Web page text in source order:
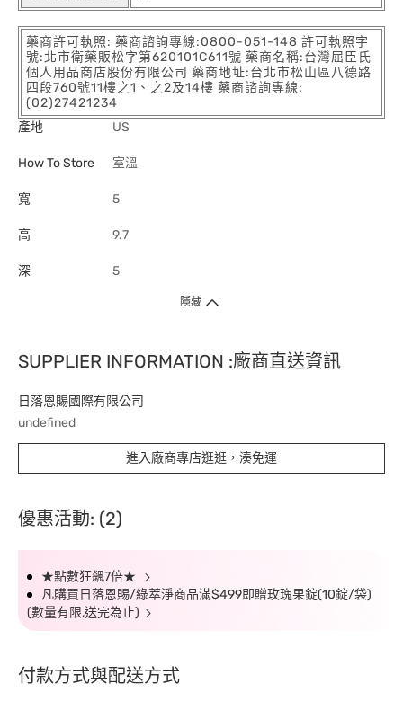
藥商許可執照: 藥商諮詢專線:0800-051-148 許可執照字
號:北市衛藥販松字第620101C611號 藥商名稱:台灣屈臣氏
個人用品商店股份有限公司 藥商地址:台北市松山區八德路
四段760號11樓之1、之2及14樓 藥商諮詢專線:
(02)27421234
產地
US
How To Store 室溫
寬 5
高 9.7
深 5
隱藏
SUPPLIER INFORMATION :廠商直送資訊
日落恩賜國際有限公司
undefined
進入廠商專店逛逛，湊免運
優惠活動: (2)
★點數狂飆7倍★
凡購買日落恩賜/綠萃淨商品滿$499即贈玫瑰果錠(10錠/袋)
(數量有限,送完為止)
付款方式與配送方式